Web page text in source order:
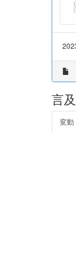
言
変動